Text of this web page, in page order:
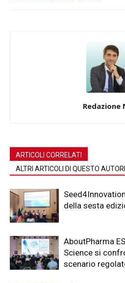
Redazione
ARTICOLI CORRELATI
ALTRI ARTICOLI DI QUESTO
della sesta
AboutPharma
Science si
scenario